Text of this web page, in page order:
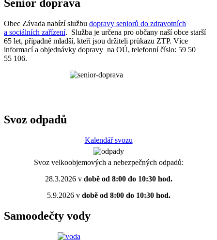
Senior doprava
Obec Závada nabízí službu dopravy seniorů do zdravotních
a sociálních zařízení. Služba je určena pro občany naší obce starší
65 let, případně mladší, kteří jsou držiteli průkazu ZTP. Více
informací a objednávky dopravy na OÚ, telefonní číslo: 59 50
55 106.
Svoz odpadů
Kalendář svozu
Svoz velkoobjemových a nebezpečných odpadů:
28.3.2026 vdobě od 8:00 do 10:30 hod.
5.9.2026 vdobě od 8:00 do 10:30 hod.
Samoodečty vody